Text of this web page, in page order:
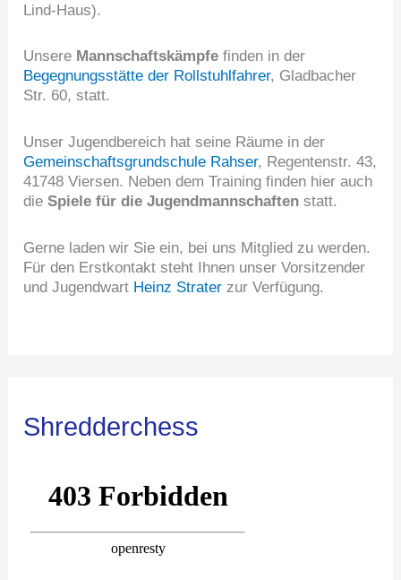
Lind-Haus).
Unsere Mannschaftskämpfe finden in der
Begegnungsstätte der Rollstuhlfahrer, Gladbacher
Str. 60, statt.
Unser Jugendbereich hat seine Räume in der
Gemeinschaftsgrundschule Rahser, Regentenstr. 43,
41748 Viersen. Neben dem Training finden hier auch
dieSpiele für die Jugendmannschaften statt.
Gerne laden wir Sie ein, bei uns Mitglied zu werden.
Für den Erstkontakt steht Ihnen unser Vorsitzender
und Jugendwart Heinz Strater zur Verfügung.
Shredderchess